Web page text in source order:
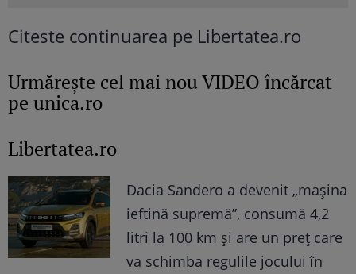
Citeste continuarea pe Libertatea.ro
Urmăreşte cel mai nou VIDEO încărcat
pe unica.ro
Libertatea.ro
Dacia Sandero a devenit „mașina
ieftină supremă”, consumă 4,2
litri la 100 km și are un preț care
va schimba regulile jocului în